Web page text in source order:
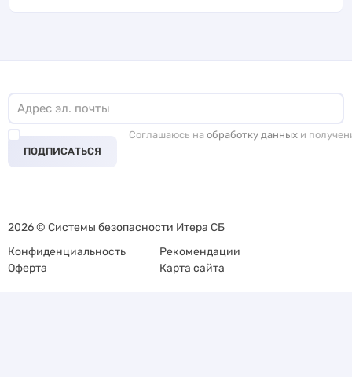
ПОДПИСАТЬСЯ
Соглашаюсь на обработку данных и
2026 © Системы безопасности Итера СБ
Конфиденциальность
Рекомендации
Оферта
Карта сайта